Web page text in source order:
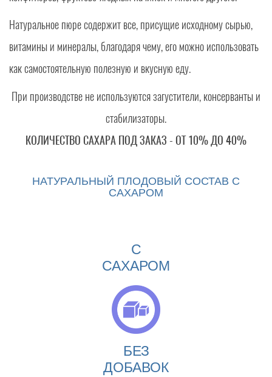
Натуральное пюре содержит все, присущие исходному сырью,
витамины и минералы, благодаря чему, его можно использовать
как самостоятельную полезную и вкусную еду.
При производстве не используются загустители, консерванты и
стабилизаторы.
КОЛИЧЕСТВО САХАРА ПОД ЗАКАЗ - ОТ 10% ДО 40%
НАТУРАЛЬНЫЙ ПЛОДОВЫЙ СОСТАВ С
САХАРОМ
С
САХАРОМ
БЕЗ
ДОБАВОК